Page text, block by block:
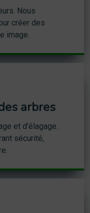
Nous
créer des
image.
arbres
et d'élagage.
sécurité,